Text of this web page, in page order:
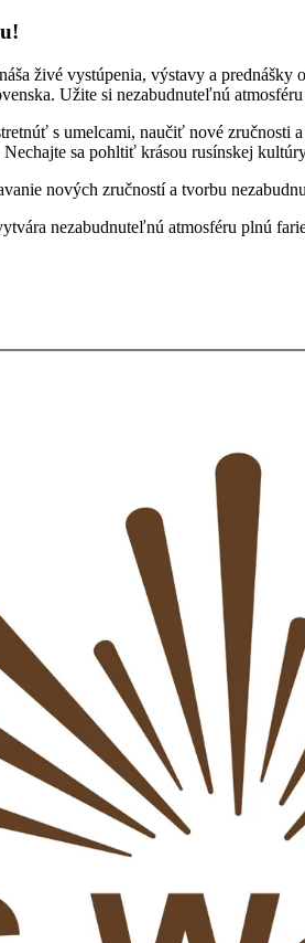
živé vystúpenia, výstavy a
Užite si nezabudnuteľnú
s umelcami, naučiť nové
sa pohltiť krásou rusínskej
nových zručností a tvorbu
nezabudnuteľnú atmosféru plnú